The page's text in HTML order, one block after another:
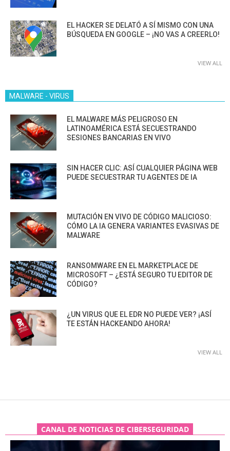
EL HACKER SE DELATÓ A SÍ MISMO CON UNA
BÚSQUEDA EN GOOGLE – ¡NO VAS A CREERLO!
VIEW ALL
MALWARE - VIRUS
EL MALWARE MÁS PELIGROSO EN
LATINOAMÉRICA ESTÁ SECUESTRANDO
SESIONES BANCARIAS EN VIVO
SIN HACER CLIC: ASÍ CUALQUIER PÁGINA WEB
PUEDE SECUESTRAR TU AGENTES DE IA
MUTACIÓN EN VIVO DE CÓDIGO MALICIOSO:
CÓMO LA IA GENERA VARIANTES EVASIVAS DE
MALWARE
RANSOMWARE EN EL MARKETPLACE DE
MICROSOFT – ¿ESTÁ SEGURO TU EDITOR DE
CÓDIGO?
¿UN VIRUS QUE EL EDR NO PUEDE VER? ¡ASÍ
TE ESTÁN HACKEANDO AHORA!
VIEW ALL
CANAL DE NOTICIAS DE CIBERSEGURIDAD